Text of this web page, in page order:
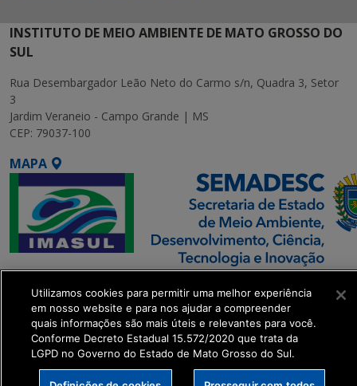
INSTITUTO DE MEIO AMBIENTE DE MATO GROSSO DO
SUL
Rua Desembargador Leão Neto do Carmo s/n, Quadra 3, Setor
3
Jardim Veraneio - Campo Grande | MS
CEP: 79037-100
MAPA
SETDIG | Secretaria-
Executiva de
Transformação Digital
get_footer();
Utilizamos cookies para permitir uma melhor experiência
em nosso website e para nos ajudar a compreender
quais informações são mais úteis e relevantes para você.
Conforme Decreto Estadual 15.572/2020 que trata da
LGPD no Governo do Estado de Mato Grosso do Sul.